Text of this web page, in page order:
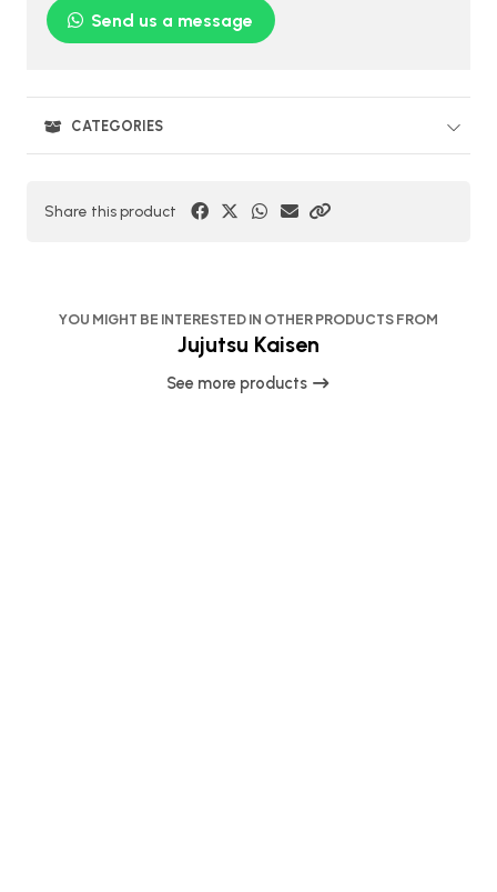
Send us a message
CATEGORIES
Share this product
YOU MIGHT BE INTERESTED IN OTHER PRODUCTS FROM
Jujutsu Kaisen
See more products